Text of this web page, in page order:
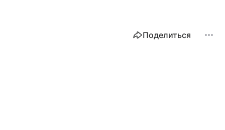
Поделиться